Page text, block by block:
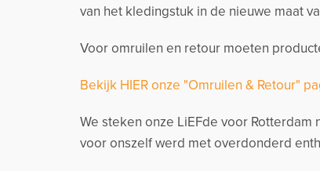
van het kledingstuk in de nieuwe maat
Voor omruilen en retour moeten
Bekijk HIER onze "Omruilen & Retour"
We steken onze LiEFde voor
voor onszelf werd met overdonderd